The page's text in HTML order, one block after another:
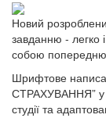
Новий
завданню - легко
собою попередню
Шрифтове
СТРАХУВАННЯ” у
студії та